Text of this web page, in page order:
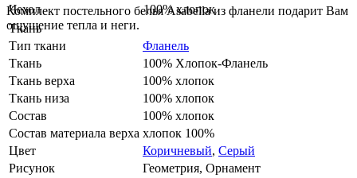
Комплект постельного белья Asabella из фланели подарит Вам
ощущение тепла и неги.
Чехол
100% хлопок
Ткань
Тип ткани
Фланель
Ткань
100% Хлопок-Фланель
Ткань верха
100% хлопок
Ткань низа
100% хлопок
Состав
100% хлопок
Состав материала верха хлопок 100%
Цвет
Коричневый, Серый
Рисунок
Геометрия, Орнамент